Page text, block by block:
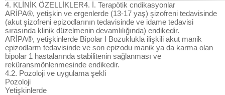
4. KLİNİK ÖZELLİKLER4. İ. Terapötik cndikasyonlar
ARİPA®, yetişkin ve ergenlerde (13-17 yaş) şizofreni tedavisinde
(akut şizofreni epizodlarının tedavisinde ve idame tedavisi
sırasında klinik düzelmenin devamlılığında) endikedir.
ARİPA®, yetişkinlerde Bipolar I Bozuklukla ilişkili akut manik
epizodlarm tedavisinde ve son epizodu manik ya da karma olan
bipolar 1 hastalarında stabilitenin sağlanması ve
reküransmönlenmesinde endikedir.
4.2. Pozoloji ve uygulama şekli
Pozoloji
Yetişkinlerde